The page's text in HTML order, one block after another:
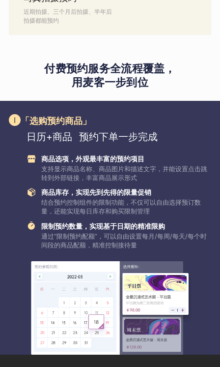
近期拍摄、三个月后拍摄、半年后
拍摄都能预约
付费预约服务全流程覆盖，
用麦客一步到位
「选购预约商品」
日历+商品 预约下单一步完成
商品选项，外观最丰富的预约项目
支持显示商品名称、商品图片和描述文字，并能设置点击跳
转到外部链接，丰富商品展示形式
商品库存，实现先到先得的限量促销
结合预约控制组件的限制功能，不仅可以自由选择预订数
量，还能实现每日库存和购买限制管理
限制预约数量，实现基于日期的精准限购
通过“限制预约配额”，可以自由设置每月/每周/每天/每个时
间段的商品配额，精准控制接待量